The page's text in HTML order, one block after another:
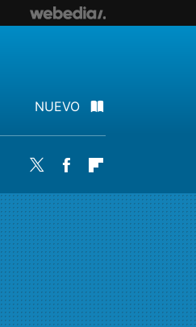
NUEVO
Twitter Facebook